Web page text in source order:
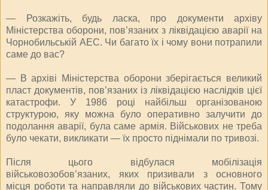
— Розкажіть, будь ласка, про документи архіву
Міністерства оборони, пов’язаних з ліквідацією аварії на
Чорнобильській АЕС. Чи багато їх і чому вони потрапили
саме до вас?
— В архіві Міністерства оборони зберігається великий
пласт документів, пов’язаних із ліквідацією наслідків цієї
катастрофи. У 1986 році найбільш організованою
структурою, яку можна було оперативно залучити до
подолання аварії, була саме армія. Військових не треба
було чекати, викликати — їх просто піднімали по тривозі.
Після цього відбулася мобілізація
військовозобов’язаних, яких призивали з основного
місця роботи та направляли до військових частин. Тому